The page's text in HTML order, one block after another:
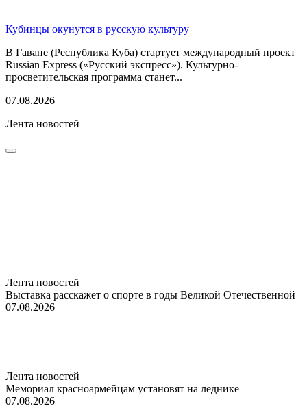
Кубинцы окунутся в русскую культуру
В Гаване (Республика Куба) стартует международный проект
Russian Express («Русский экспресс»). Культурно-
просветительская программа станет...
07.08.2026
Лента новостей
Лента новостей
Выставка расскажет о спорте в годы Великой Отечественной
07.08.2026
Лента новостей
Мемориал красноармейцам установят на леднике
07.08.2026